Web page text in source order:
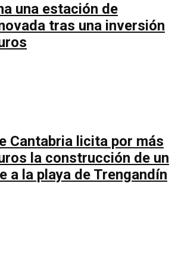
una estación de
tras una inversión
Cantabria licita por más
la construcción de un
a la playa de Trengandín